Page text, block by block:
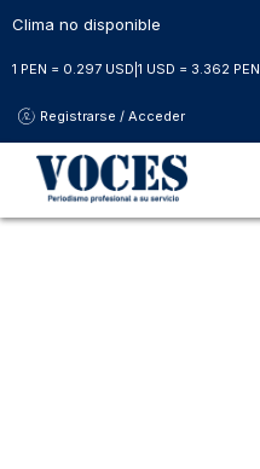
Clima no disponible
1 PEN = 0.297 USD 1 USD = 3.362 PEN
Registrarse / Acceder